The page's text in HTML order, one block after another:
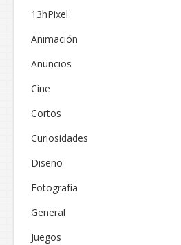
13hPixel
Animación
Anuncios
Cine
Cortos
Curiosidades
Diseño
Fotografía
General
Juegos